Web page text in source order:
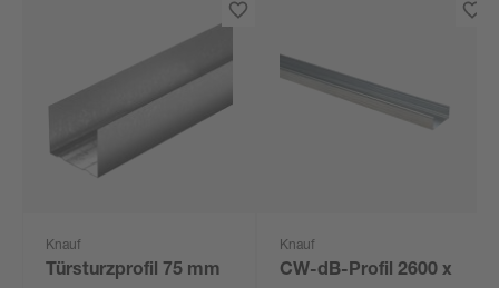
Knauf
Türsturzprofil 75 mm
Knauf
CW-dB-Profil 2600 x